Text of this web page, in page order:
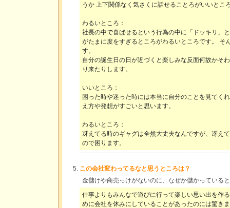
うか 上下関係なく気さくに話せることろがいいとこ
わるいところ：
社長の中で喜ばせるという行為の中に「ドッキリ」
がたまに度をすぎるところがわるいところです。 そ
す。
自分の誕生日の日が近づくと楽しみな反面何故かそ
り来たりします。
いいところ：
困った時や迷った時には本当に自分のことを見てく
え方や発想がすごいと思います。
わるいところ：
冴えてる時のギャグは全然大丈夫なんですが、冴え
ので困ります。
この会社変わってるなと思うところは？
金儲けや商売っけがないのに、なぜか儲かっている
仕事よりもみんなで遊びに行って楽しい思い出を作
めに会社を休みにしていることがあったのには驚き